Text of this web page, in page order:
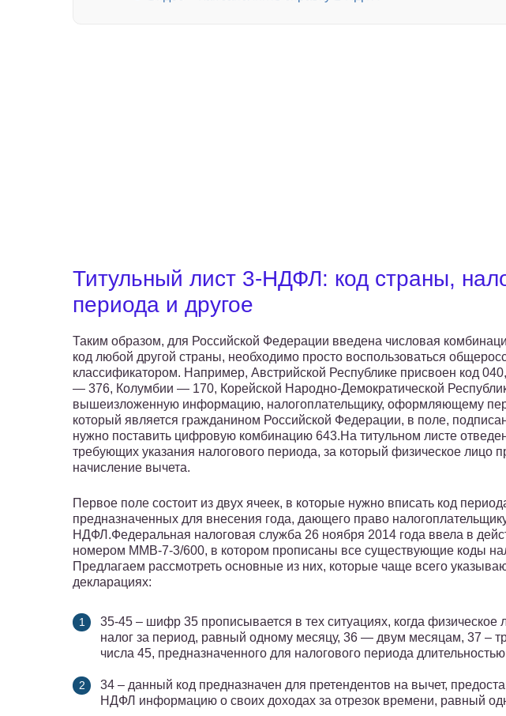
Титульный лист 3-НДФЛ: код страны,
периода и другое
Таким образом, для Российской Федерации введена числовая
код любой другой страны, необходимо просто воспользоваться
классификатором. Например, Австрийской Республике присвоен код
— 376, Колумбии — 170, Корейской Народно-Демократической
вышеизложенную информацию, налогоплательщику, оформляющему
который является гражданином Российской Федерации, в поле,
нужно поставить цифровую комбинацию 643.На титульном листе
требующих указания налогового периода, за который физическое лицо
начисление вычета.
Первое поле состоит из двух ячеек, в которые нужно вписать код
предназначенных для внесения года, дающего право
НДФЛ.Федеральная налоговая служба 26 ноября 2014 года ввела в
номером ММВ-7-3/600, в котором прописаны все существующие коды
Предлагаем рассмотреть основные из них, которые чаще всего
декларациях:
35-45 – шифр 35 прописывается в тех ситуациях, когда физическое
налог за период, равный одному месяцу, 36 — двум месяцам, 37 –
числа 45, предназначенного для налогового периода
34 – данный код предназначен для претендентов на вычет,
НДФЛ информацию о своих доходах за отрезок времени, равный